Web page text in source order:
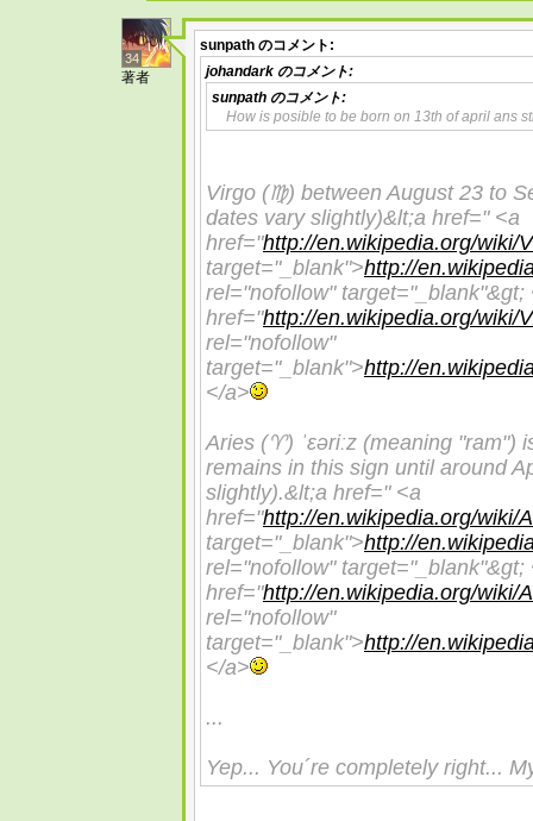
34
著者
sunpath のコメント:
johandark のコメント:
sunpath のコメント:
How is posible to be born on 13th of april ans
Virgo (♍) between August 23 to
dates vary slightly)&lt;a href=" <a
href="http://en.wikipedia.org/wiki/
target="_blank">http://
rel="nofollow" target="_blank"&gt;
href="http://en.wikipedia.org/wiki/
rel="nofollow"
target="_blank">http://
</a>
Aries (♈) ˈɛəriːz (meaning "ram")
remains in this sign until around
slightly).&lt;a href=" <a
href="http://en.wikipedia.org/wiki/
target="_blank">http://
rel="nofollow" target="_blank"&gt;
href="http://en.wikipedia.org/wiki/
rel="nofollow"
target="_blank">http://
</a>
...
Yep... You´re completely right...